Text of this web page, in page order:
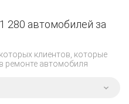
280 автомобилей за
клиентов, которые
ремонте автомобиля